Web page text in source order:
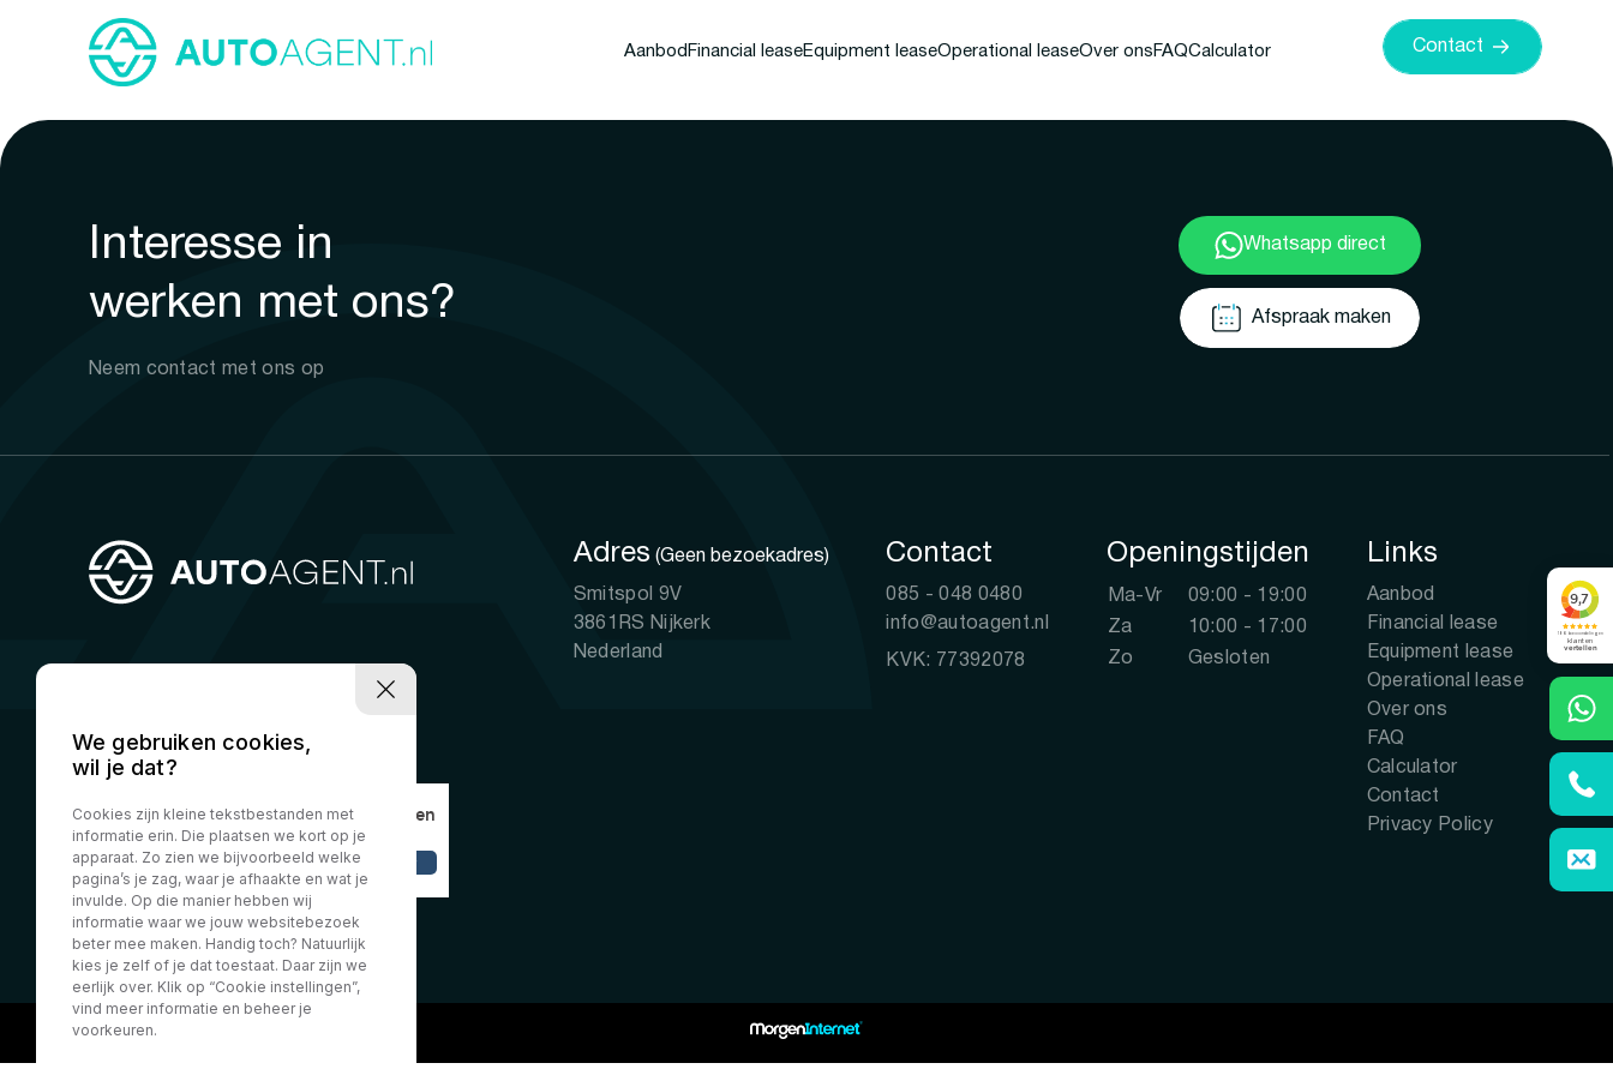
Aanbod Financial leaseEquipment leaseOperational leaseOver ons FAQCalculator Contact
Interesse in
werken met ons?
Neem contact met ons op
Whatsapp direct
Afspraak maken
Adres (Geen bezoekadres)
Smitspol 9V
3861RS Nijkerk
Nederland
Contact
085 - 048 0480
info@autoagent.nl
KVK: 77392078
Openingstijden
Ma-Vr
09:00 - 19:00
Za
10:00 - 17:00
Zo
Gesloten
Links
Aanbod
Financial lease
Equipment lease
Operational lease
Over ons
FAQ
Calculator
Contact
Privacy Policy
We gebruiken cookies,
wil je dat?
Cookies zijn kleine tekstbestanden met
informatie erin. Die plaatsen we kort op je
apparaat. Zo zien we bijvoorbeeld welke
pagina’s je zag, waar je afhaakte en wat je
invulde. Op die manier hebben wij
informatie waar we jouw websitebezoek
beter mee maken. Handig toch? Natuurlijk
kies je zelf of je dat toestaat. Daar zijn we
eerlijk over. Klik op “Cookie instellingen”,
vind meer informatie en beheer je
voorkeuren.